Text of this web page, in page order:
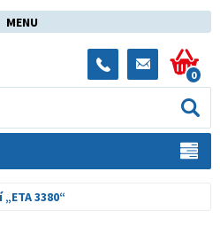
MENU
0
3380“